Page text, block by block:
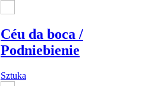
Céu da boca /
Podniebienie
Sztuka